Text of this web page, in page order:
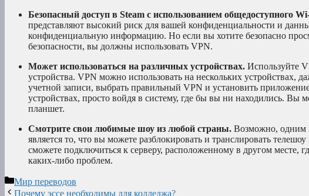
Безопасный доступ в Steam с использованием общедоступного
представляют высокий риск для вашей конфиденциальности и
конфиденциальную информацию. Но если вы хотите безопасно
безопасности, вы должны использовать VPN.
Может использоваться на различных устройствах. Используйте
устройства. VPN можно использовать на нескольких устройствах,
учетной записи, выбрать правильный VPN и установить
устройствах, просто войдя в систему, где бы вы ни находились. Вы
планшет.
Смотрите свои любимые шоу из любой страны. Возможно, одним
является то, что вы можете разблокировать и транслировать
сможете подключиться к серверу, расположенному в другом
каких-либо проблем.
Рубрики
Мир переводов
Почему эссе необходимы для колледжа?